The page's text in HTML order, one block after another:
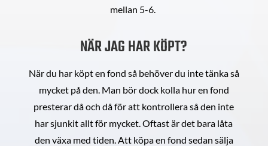
mellan 5-6.
NÄR JAG HAR KÖPT?
När du har köpt en fond så behöver du inte tänka så
mycket på den. Man bör dock kolla hur en fond
presterar då och då för att kontrollera så den inte
har sjunkit allt för mycket. Oftast är det bara låta
den växa med tiden. Att köpa en fond sedan sälja